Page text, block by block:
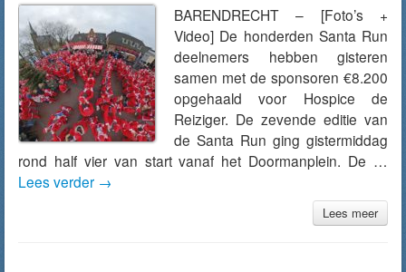
BARENDRECHT – [Foto’s +
Video] De honderden Santa Run
deelnemers hebben gisteren
samen met de sponsoren €8.200
opgehaald voor Hospice de
Reiziger. De zevende editie van
de Santa Run ging gistermiddag
rond half vier van start vanaf het Doormanplein. De …
Lees verder →
Lees meer